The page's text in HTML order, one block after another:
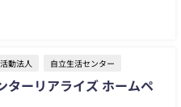
動法人 自立生活センター
ターリアライズ ホームペ